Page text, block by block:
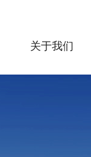
关于我们